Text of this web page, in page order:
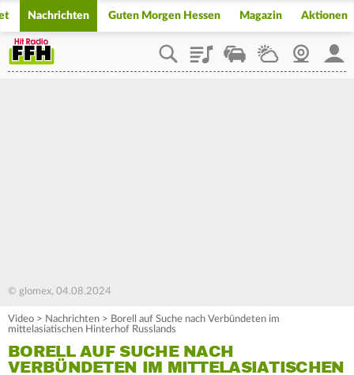
Nachrichten Guten Morgen Hessen Magazin Aktionen
PlaylistStaupilotWetterWebcam
© glomex, 04.08.2024
Video > Nachrichten > Borell auf Suche nach Verbündeten im
mittelasiatischen Hinterhof Russlands
BORELL AUF SUCHE NACH
VERBÜNDETEN IM MITTELASIATISCHEN